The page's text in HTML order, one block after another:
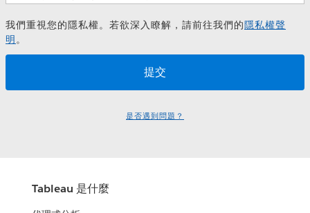
我們重視您的隱私權。若欲深入瞭解，請前往我們的隱私權聲
明。
是否遇到問題？
Tableau 是什麼